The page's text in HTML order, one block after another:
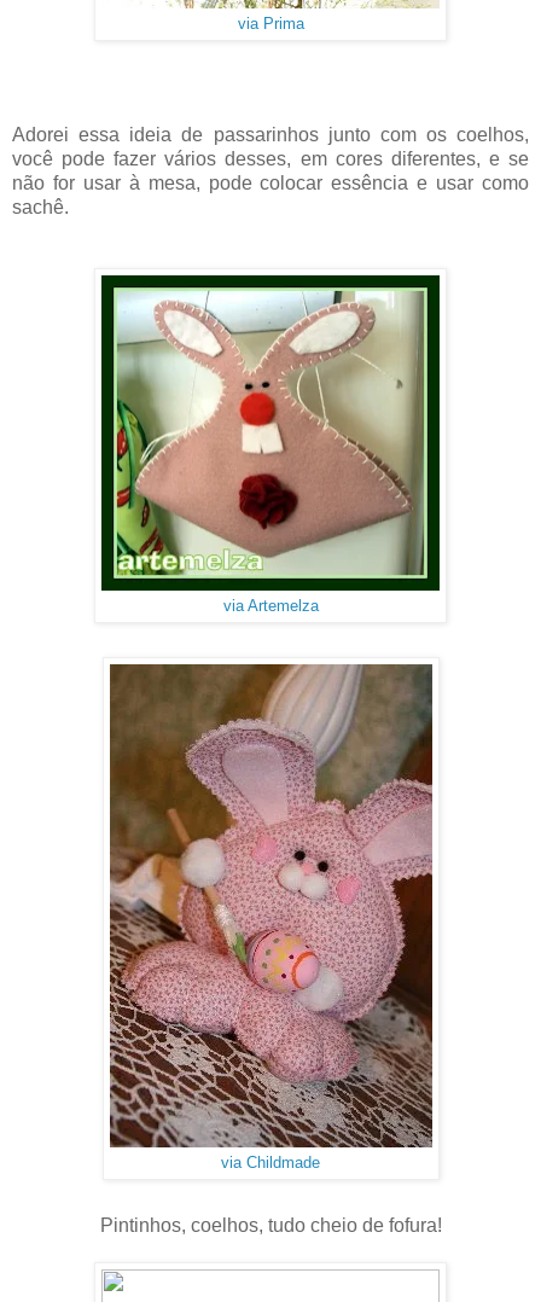
via Prima
Adorei essa ideia de passarinhos junto com os coelhos,
você pode fazer vários desses, em cores diferentes, e se
não for usar à mesa, pode colocar essência e usar como
sachê.
via Artemelza
via Childmade
Pintinhos, coelhos, tudo cheio de fofura!